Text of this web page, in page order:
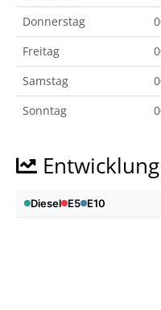
Donnerstag
Freitag
Samstag
Sonntag